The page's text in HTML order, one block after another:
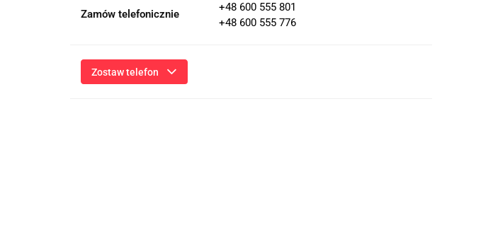
Zamów telefonicznie
+48 600 555 801
+48 600 555 776
Zostaw telefon